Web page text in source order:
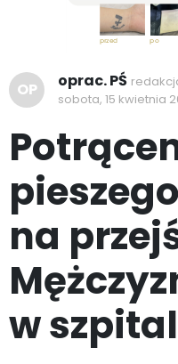
OP oprac. PŚ
sobota, 15 kwietnia
pieszego
na
w